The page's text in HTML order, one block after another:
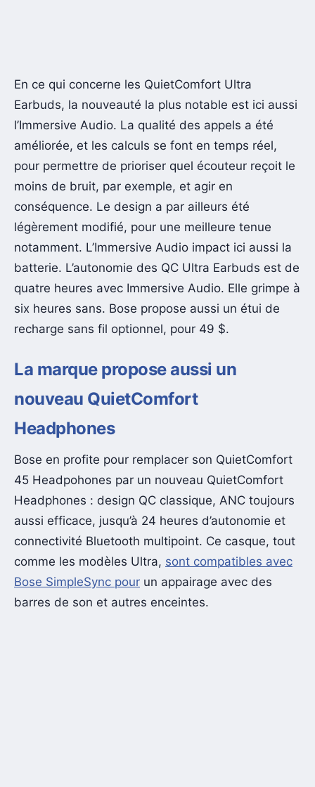
En ce qui concerne les QuietComfort Ultra
Earbuds, la nouveauté la plus notable est ici aussi
l’Immersive Audio. La qualité des appels a été
améliorée, et les calculs se font en temps réel,
pour permettre de prioriser quel écouteur reçoit le
moins de bruit, par exemple, et agir en
conséquence. Le design a par ailleurs été
légèrement modifié, pour une meilleure tenue
notamment. L’Immersive Audio impact ici aussi la
batterie. L’autonomie des QC Ultra Earbuds est de
quatre heures avec Immersive Audio. Elle grimpe à
six heures sans. Bose propose aussi un étui de
recharge sans fil optionnel, pour 49 $.
La marque propose aussi un
nouveau QuietComfort
Headphones
Bose en profite pour remplacer son QuietComfort
45 Headpohones par un nouveau QuietComfort
Headphones : design QC classique, ANC toujours
aussi efficace, jusqu’à 24 heures d’autonomie et
connectivité Bluetooth multipoint. Ce casque, tout
comme les modèles Ultra, sont compatibles avec
Bose SimpleSync pour un appairage avec des
barres de son et autres enceintes.